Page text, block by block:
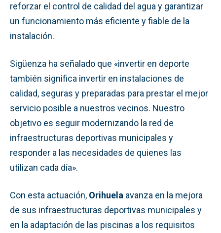
reforzar el control de calidad del agua y garantizar
un funcionamiento más eficiente y fiable de la
instalación.
Sigüenza ha señalado que «invertir en deporte
también significa invertir en instalaciones de
calidad, seguras y preparadas para prestar el mejor
servicio posible a nuestros vecinos. Nuestro
objetivo es seguir modernizando la red de
infraestructuras deportivas municipales y
responder a las necesidades de quienes las
utilizan cada día».
Con esta actuación, Orihuela avanza en la mejora
de sus infraestructuras deportivas municipales y
en la adaptación de las piscinas a los requisitos